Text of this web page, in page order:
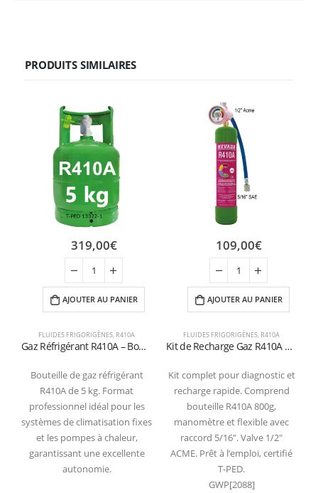
PRODUITS SIMILAIRES
FLUIDES FRIGORIGÈNES, R410A
Gaz Réfrigérant R410A – Bouteille de 5 kg (Vanne 1/4″ SAE – Certifiée T-PED)
Bouteille de gaz réfrigérant
R410A de 5 kg. Format
professionnel idéal pour les
systèmes de climatisation fixes
et les pompes à chaleur,
garantissant une excellente
autonomie.
319,00€
AJOUTER AU PANIER
FLUIDES FRIGORIGÈNES, R410A
Kit de Recharge Gaz R410A 800g – Manomètre et Flexible 5/16″ – Valve 1/2″ ACME
Kit complet pour diagnostic et
recharge rapide. Comprend
bouteille R410A 800g,
manomètre et flexible avec
raccord 5/16″. Valve 1/2″
ACME. Prêt à l’emploi, certifié
T-PED.
GWP[2088]
109,00€
AJOUTER AU PANIER